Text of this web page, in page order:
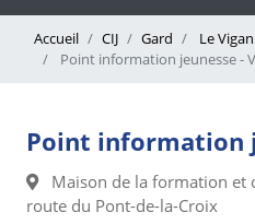
Accueil CIJ Gard
Le Vigan
Point information jeunesse -
Point information
Maison de la formation et
route du Pont-de-la-Croix